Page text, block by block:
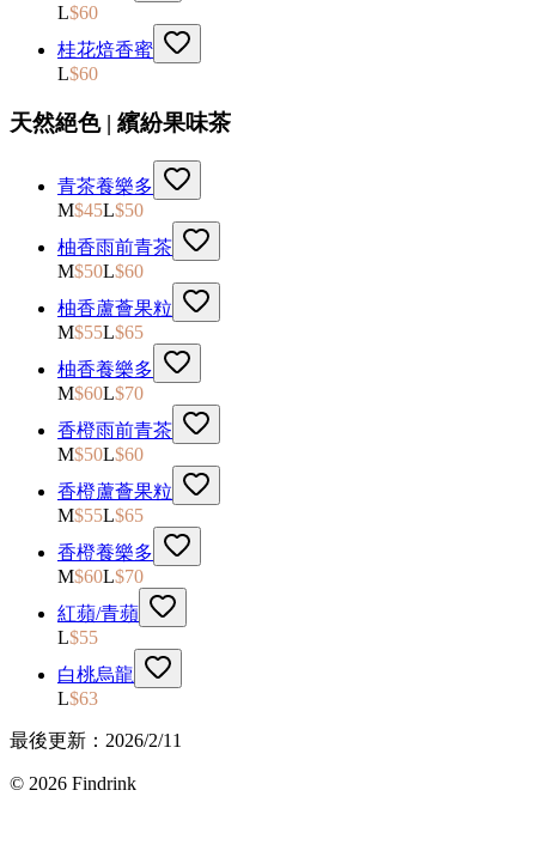
L$60
桂花焙香蜜
L$60
天然絕色 | 繽紛果味茶
青茶養樂多
M$45L$50
柚香雨前青茶
M$50L$60
柚香蘆薈果粒
M$55L$65
柚香養樂多
M$60L$70
香橙雨前青茶
M$50L$60
香橙蘆薈果粒
M$55L$65
香橙養樂多
M$60L$70
紅蘋/青蘋
L$55
白桃烏龍
L$63
最後更新： 2026/2/11
© 2026 Findrink